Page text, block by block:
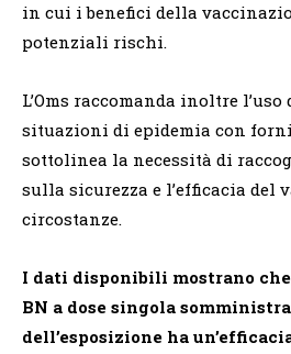
in cui i benefici della
potenziali rischi.
L’Oms raccomanda inoltre
situazioni di epidemia con
sottolinea la necessità di
sulla sicurezza e l’efficacia del
circostanze.
I dati disponibili mostrano
BN a dose singola
dell’esposizione ha